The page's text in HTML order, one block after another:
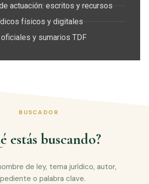
actuación: escritos y recursos
físicos y digitales
y sumarios TDF
BUSCADOR
estás buscando?
de ley, tema jurídico, autor,
o palabra clave.